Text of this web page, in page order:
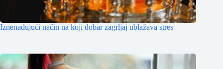
Iznenađujući način na koji dobar zagrljaj ublažava stres